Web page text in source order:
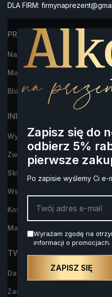
DLA FIRM:
Zapisz się do
odbierz 5%
pierwsze
Po zapisie wyślemy Ci e-
Wyrażam zgodę na
informacji o promocjach.
ZAPISZ SIĘ
PRODUKTY
Najczęściej kupowane
Marki
Blog
INFORMACJA
Wysyłka i płatności
Zwroty i reklamacje
Sklep Alkohol na Prezent-
Współpraca
Kontakt z nami
Mapa strony
TWOJE KONTO
Dane osobowe
Zamówienia